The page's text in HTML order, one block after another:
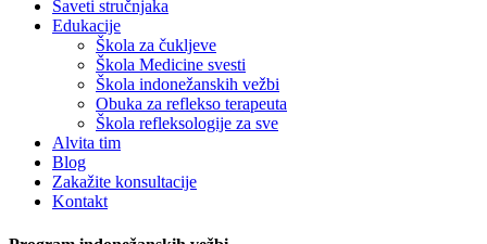
Saveti stručnjaka
Edukacije
Škola za čukljeve
Škola Medicine svesti
Škola indonežanskih vežbi
Obuka za reflekso terapeuta
Škola refleksologije za sve
Alvita tim
Blog
Zakažite konsultacije
Kontakt